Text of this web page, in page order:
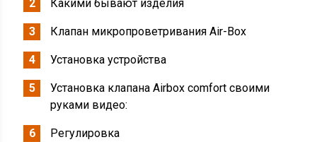
Какими бывают изделия
Клапан микропроветривания Air-Box
Установка устройства
Установка клапана Airbox comfort своими
руками видео:
Регулировка